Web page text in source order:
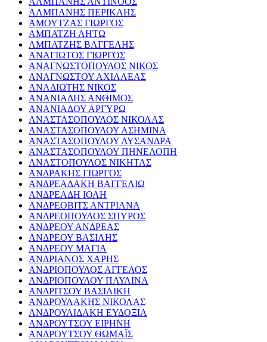
ΑΛΜΠΑΝΗΣ ΠΕΡΙΚΛΗΣ
ΑΜΟΥΤΖΑΣ ΓΙΩΡΓΟΣ
ΑΜΠΑΤΖΗ ΛΗΤΩ
ΑΜΠΑΤΖΗΣ ΒΑΓΓΕΛΗΣ
ΑΝΑΓΙΩΤΟΣ ΓΙΩΡΓΟΣ
ΑΝΑΓΝΩΣΤΟΠΟΥΛΟΣ ΝΙΚΟΣ
ΑΝΑΓΝΩΣΤΟΥ ΑΧΙΛΛΕΑΣ
ΑΝΑΔΙΩΤΗΣ ΝΙΚΟΣ
ΑΝΑΝΙΑΔΗΣ ΑΝΘΙΜΟΣ
ΑΝΑΝΙΑΔΟΥ ΑΡΓΥΡΩ
ΑΝΑΣΤΑΣΟΠΟΥΛΟΣ ΝΙΚΟΛΑΣ
ΑΝΑΣΤΑΣΟΠΟΥΛΟΥ ΑΣΗΜΙΝΑ
ΑΝΑΣΤΑΣΟΠΟΥΛΟΥ ΛΥΣΑΝΔΡΑ
ΑΝΑΣΤΑΣΟΠΟΥΛΟΥ ΠΗΝΕΛΟΠΗ
ΑΝΑΣΤΟΠΟΥΛΟΣ ΝΙΚΗΤΑΣ
ΑΝΔΡΑΚΗΣ ΓΙΩΡΓΟΣ
ΑΝΔΡΕΑΔΑΚΗ ΒΑΓΓΕΛΙΩ
ΑΝΔΡΕΑΔΗ ΙΟΛΗ
ΑΝΔΡΕΟΒΙΤΣ ΑΝΤΡΙΑΝΑ
ΑΝΔΡΕΟΠΟΥΛΟΣ ΣΠΥΡΟΣ
ΑΝΔΡΕΟΥ ΑΝΔΡΕΑΣ
ΑΝΔΡΕΟΥ ΒΑΣΙΛΗΣ
ΑΝΔΡΕΟΥ ΜΑΓΙΑ
ΑΝΔΡΙΑΝΟΣ ΧΑΡΗΣ
ΑΝΔΡΙΟΠΟΥΛΟΣ ΑΓΓΕΛΟΣ
ΑΝΔΡΙΟΠΟΥΛΟΥ ΠΑΥΛΙΝΑ
ΑΝΔΡΙΤΣΟΥ ΒΑΣΙΛΙΚΗ
ΑΝΔΡΟΥΛΑΚΗΣ ΝΙΚΟΛΑΣ
ΑΝΔΡΟΥΛΙΔΑΚΗ ΕΥΔΟΞΙΑ
ΑΝΔΡΟΥΤΣΟΥ ΕΙΡΗΝΗ
ΑΝΔΡΟΥΤΣΟΥ ΘΩΜΑΪΣ